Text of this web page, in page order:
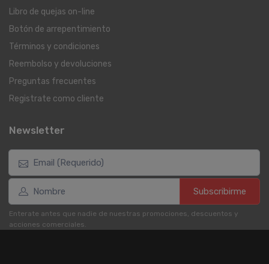
Libro de quejas on-line
Botón de arrepentimiento
Términos y condiciones
Reembolso y devoluciones
Preguntas frecuentes
Registrate como cliente
Newsletter
Subscribirme
Enterate antes que nadie de nuestras promociones, descuentos y
acciones comerciales.